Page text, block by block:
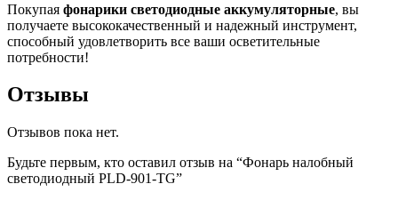
Покупая фонарики светодиодные аккумуляторные, вы
получаете высококачественный и надежный инструмент,
способный удовлетворить все ваши осветительные
потребности!
Отзывы
Отзывов пока нет.
Будьте первым, кто оставил отзыв на “Фонарь налобный
светодиодный PLD-901-TG”